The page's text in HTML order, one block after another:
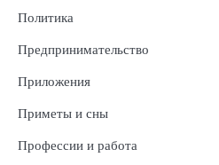
Политика
Предпринимательство
Приложения
Приметы и сны
Профессии и работа